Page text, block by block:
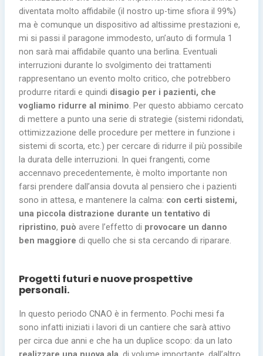
diventata molto affidabile (il nostro up-time sfiora il 99%)
ma è comunque un dispositivo ad altissime prestazioni e,
mi si passi il paragone immodesto, un’auto di formula 1
non sarà mai affidabile quanto una berlina. Eventuali
interruzioni durante lo svolgimento dei trattamenti
rappresentano un evento molto critico, che potrebbero
produrre ritardi e quindi disagio per i pazienti, che
vogliamo ridurre al minimo. Per questo abbiamo cercato
di mettere a punto una serie di strategie (sistemi ridondati,
ottimizzazione delle procedure per mettere in funzione i
sistemi di scorta, etc.) per cercare di ridurre il più possibile
la durata delle interruzioni. In quei frangenti, come
accennavo precedentemente, è molto importante non
farsi prendere dall’ansia dovuta al pensiero che i pazienti
sono in attesa, e mantenere la calma: con certi sistemi,
una piccola distrazione durante un tentativo di
ripristino, può avere l’effetto di provocare un danno
ben maggiore di quello che si sta cercando di riparare.
Progetti futuri e nuove prospettive
personali.
In questo periodo CNAO è in fermento. Pochi mesi fa
sono infatti iniziati i lavori di un cantiere che sarà attivo
per circa due anni e che ha un duplice scopo: da un lato